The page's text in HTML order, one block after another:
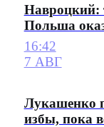
Навроцкий:
Польша
16:42
7 АВГ
Лукашенко
избы, пока